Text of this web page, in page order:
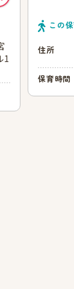
1
この
住所
保育時間